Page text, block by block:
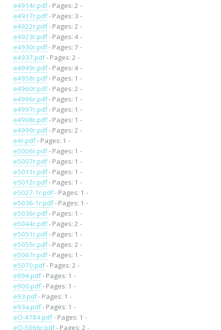
e4914r.pdf- Pages: 2 -
e4917r.pdf- Pages: 3 -
e4922r.pdf- Pages: 2 -
e4923r.pdf- Pages: 4 -
e4930r.pdf- Pages: 7 -
e4937.pdf- Pages: 2 -
e4949r.pdf- Pages: 4 -
e4958r.pdf- Pages: 1 -
e4960r.pdf- Pages: 2 -
e4996r.pdf- Pages: 1 -
e4997r.pdf- Pages: 1 -
e4998r.pdf- Pages: 1 -
e4999r.pdf- Pages: 2 -
e4r.pdf- Pages: 1 -
e5006r.pdf- Pages: 1 -
e5007r.pdf- Pages: 1 -
e5011r.pdf- Pages: 1 -
e5012r.pdf- Pages: 1 -
e5027-1r.pdf- Pages: 1 -
e5036-1r.pdf- Pages: 1 -
e5036r.pdf- Pages: 1 -
e5044r.pdf- Pages: 2 -
e5051r.pdf- Pages: 1 -
e5055r.pdf- Pages: 2 -
e5067r.pdf- Pages: 1 -
e5070.pdf- Pages: 2 -
e894.pdf- Pages: 1 -
e900.pdf- Pages: 1 -
e93.pdf- Pages: 1 -
e93a.pdf- Pages: 1 -
eO-4784.pdf- Pages: 1 -
eO-5066r.pdf- Pages: 2 -